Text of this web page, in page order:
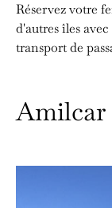
Réservez votre
d'autres îles avec
transport de
Amilcar